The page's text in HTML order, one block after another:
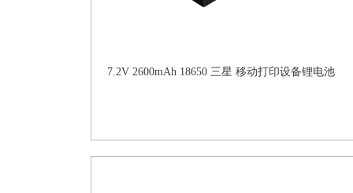
7.2V 2600mAh 18650 三星 移动打印设备锂电池